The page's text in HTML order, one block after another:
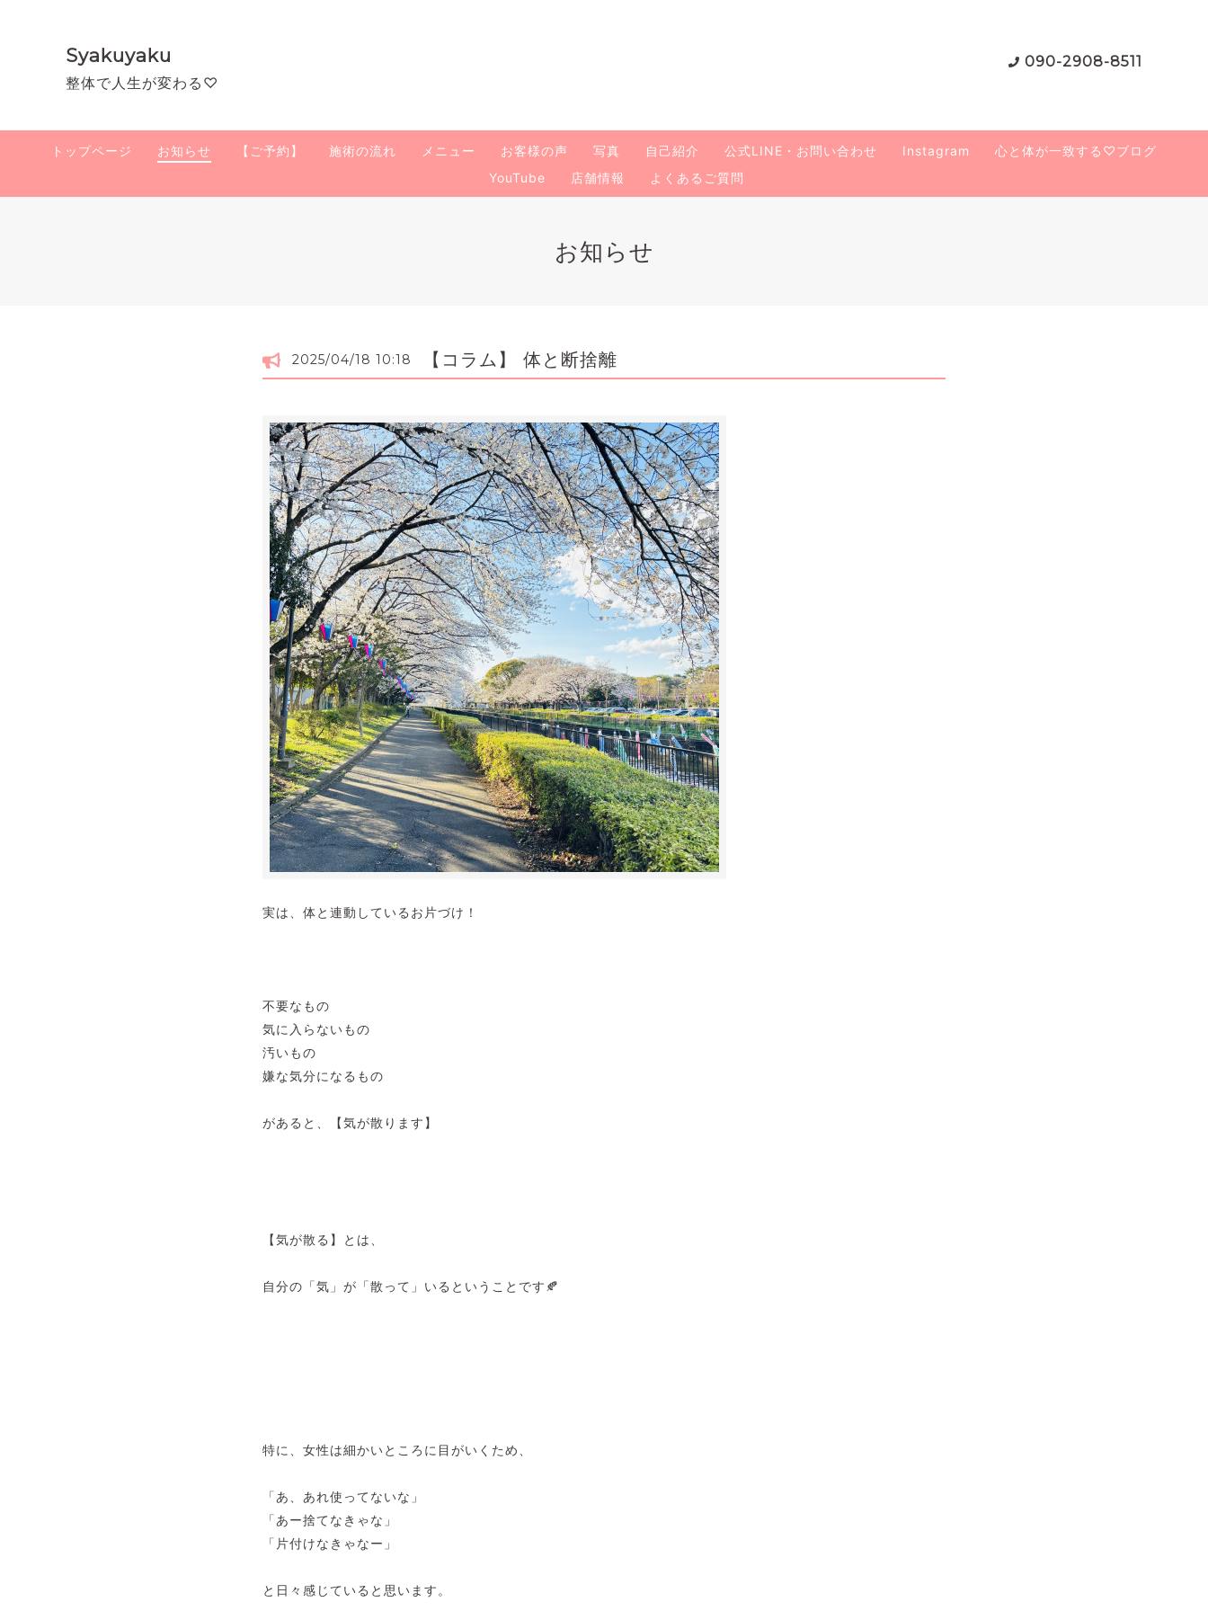
Syakuyaku
整体で人生が変わる♡
090-2908-8511
トップページ お知らせ 【ご予約】 施術の流れ メニュー お客様の声 写真 自己紹介 公式LINE・お問い合わせ Instagram
心と体が一致する♡ブログ
YouTube
店舗情報 よくあるご質問
お知らせ
2025/04/18 10:18 【コラム】 体と断捨離
実は、体と連動しているお片づけ！
不要なもの
気に入らないもの
汚いもの
嫌な気分になるもの
があると、【気が散ります】
【気が散る】とは、
自分の「気」が「散って」いるということです🍂
特に、女性は細かいところに目がいくため、
「あ、あれ使ってないな」
「あー捨てなきゃな」
「片付けなきゃなー」
と日々感じていると思います。